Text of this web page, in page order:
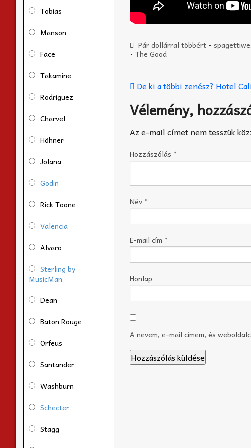
Pár dollárral többért•
•The Good
De ki a többi zenész? Hotel
Vélemény,
Az e-mail címet nem tesszük
Hozzászólás *
Név *
E-mail cím *
Honlap
A nevem, e-mail címem, és
Tobias
Manson
Face
Takamine
Rodriguez
Charvel
Höhner
Jolana
Godin
Rick Toone
Valencia
Alvaro
Sterling by
MusicMan
Dean
Baton Rouge
Orfeus
Santander
Washburn
Schecter
Stagg